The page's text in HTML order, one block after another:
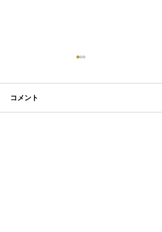
初ネイル
コメント